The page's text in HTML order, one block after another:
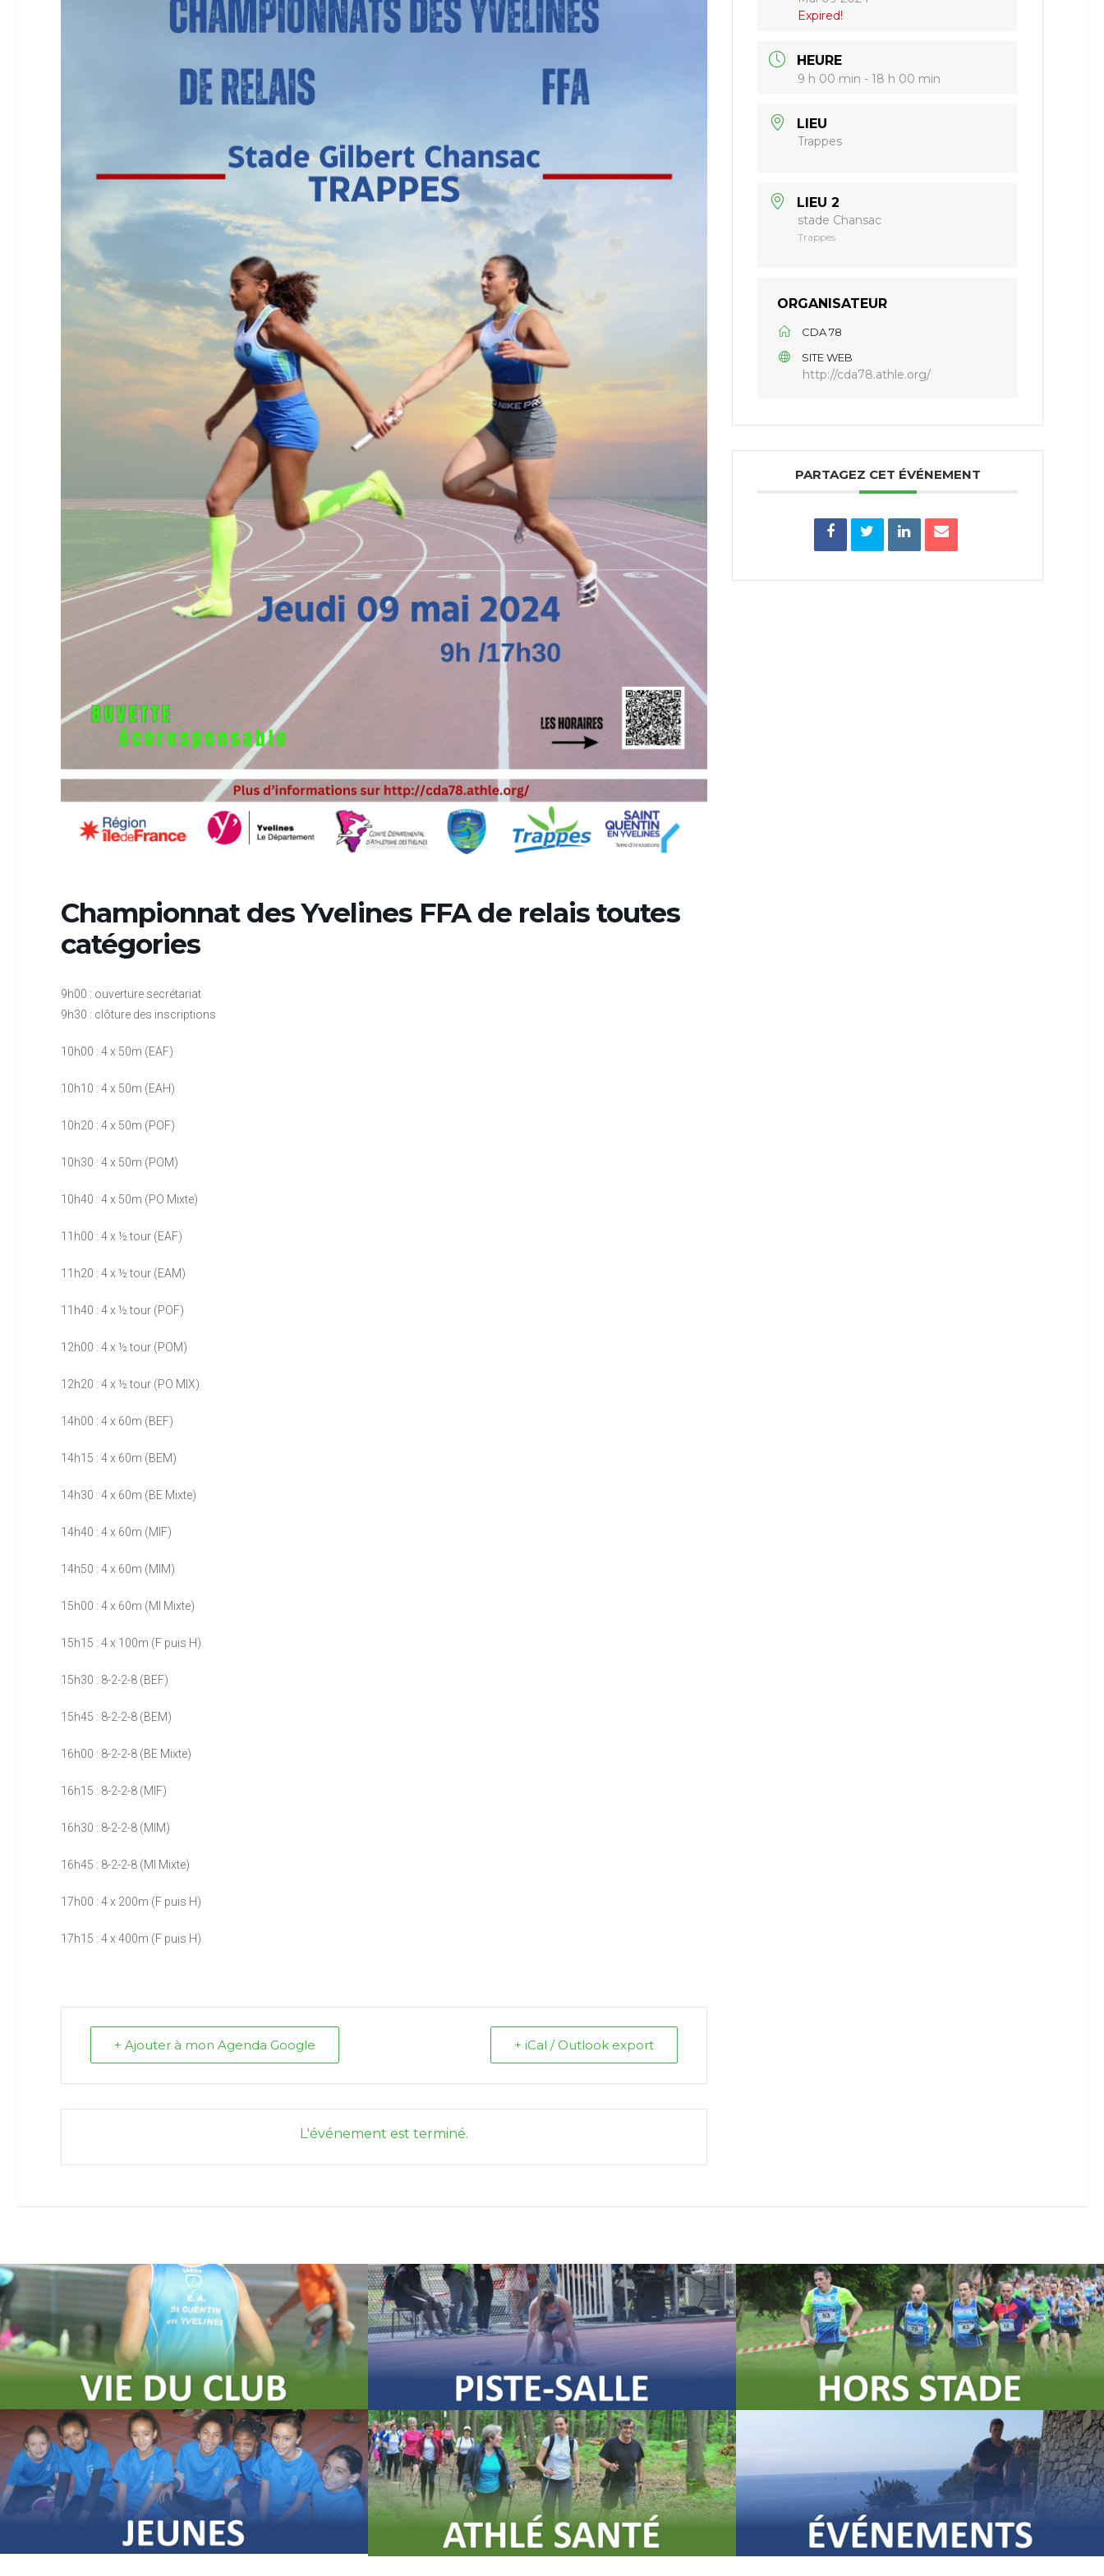
Championnat des Yvelines FFA de relais toutes
catégories
9h00 : ouverture secrétariat
9h30 : clôture des inscriptions
10h00 : 4 x 50m (EAF)
10h10 : 4 x 50m (EAH)
10h20 : 4 x 50m (POF)
10h30 : 4 x 50m (POM)
10h40 : 4 x 50m (PO Mixte)
11h00 : 4 x ½ tour (EAF)
11h20 : 4 x ½ tour (EAM)
11h40 : 4 x ½ tour (POF)
12h00 : 4 x ½ tour (POM)
12h20 : 4 x ½ tour (PO MIX)
14h00 : 4 x 60m (BEF)
14h15 : 4 x 60m (BEM)
14h30 : 4 x 60m (BE Mixte)
14h40 : 4 x 60m (MIF)
14h50 : 4 x 60m (MIM)
15h00 : 4 x 60m (MI Mixte)
15h15 : 4 x 100m (F puis H)
15h30 : 8-2-2-8 (BEF)
15h45 : 8-2-2-8 (BEM)
16h00 : 8-2-2-8 (BE Mixte)
16h15 : 8-2-2-8 (MIF)
16h30 : 8-2-2-8 (MIM)
16h45 : 8-2-2-8 (MI Mixte)
17h00 : 4 x 200m (F puis H)
17h15 : 4 x 400m (F puis H)
+ Ajouter à mon Agenda Google + iCal / Outlook export
L'événement est terminé.
Expired!
HEURE
9 h 00 min - 18 h 00 min
LIEU
Trappes
LIEU 2
stade Chansac
Trappes
ORGANISATEUR
CDA 78
SITE WEB
http://cda78.athle.org/
PARTAGEZ CET ÉVÉNEMENT